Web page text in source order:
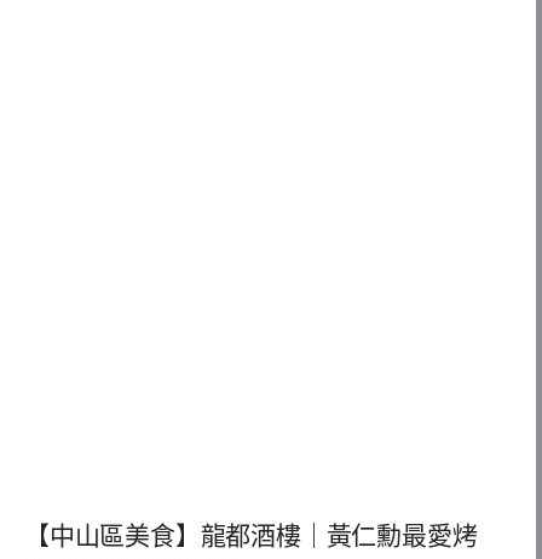
【中山區美食】龍都酒樓｜黃仁勳最愛烤